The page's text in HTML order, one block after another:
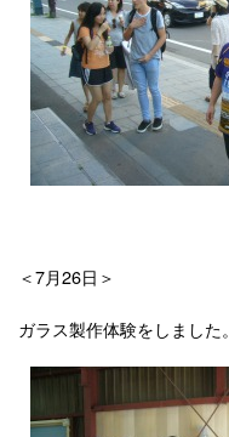
＜7月26日＞
ガラス製作体験をしました。